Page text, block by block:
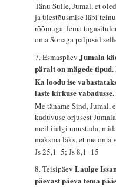
Tänu Sulle, Jumal, et
ja ülestõusmise läbi
rõõmuga Tema
oma Sõnaga paljusid
7. EsmaspäevJumala
päralt on mägede tipud.
Ka loodu ise
laste kirkuse vabadusse.
Me täname Sind, Jumal,
kaduvuse orjusest
meil iialgi unustada,
maksma läks, et me
Js 25,1–5; Js 8,1–15
8. TeisipäevLaulge
päevast päeva tema